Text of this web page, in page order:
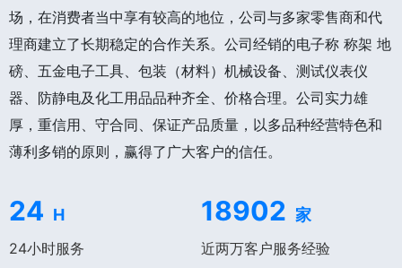
场，在消费者当中享有较高的地位，公司与多家零售商和代
理商建立了长期稳定的合作关系。公司经销的电子称 称架 地
磅、五金电子工具、包装（材料）机械设备、测试仪表仪
器、防静电及化工用品品种齐全、价格合理。公司实力雄
厚，重信用、守合同、保证产品质量，以多品种经营特色和
薄利多销的原则，赢得了广大客户的信任。
24 H
24小时服务
18902 家
近两万客户服务经验